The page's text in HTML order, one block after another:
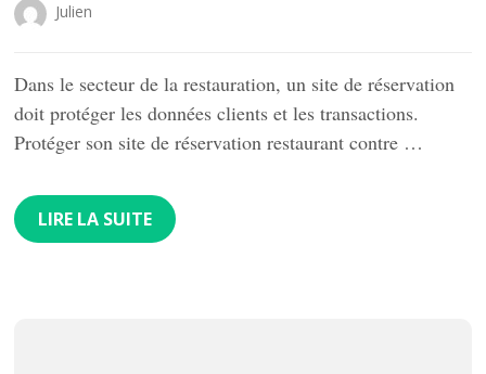
Julien
Dans le secteur de la restauration, un site de réservation
doit protéger les données clients et les transactions.
Protéger son site de réservation restaurant contre …
LIRE LA SUITE